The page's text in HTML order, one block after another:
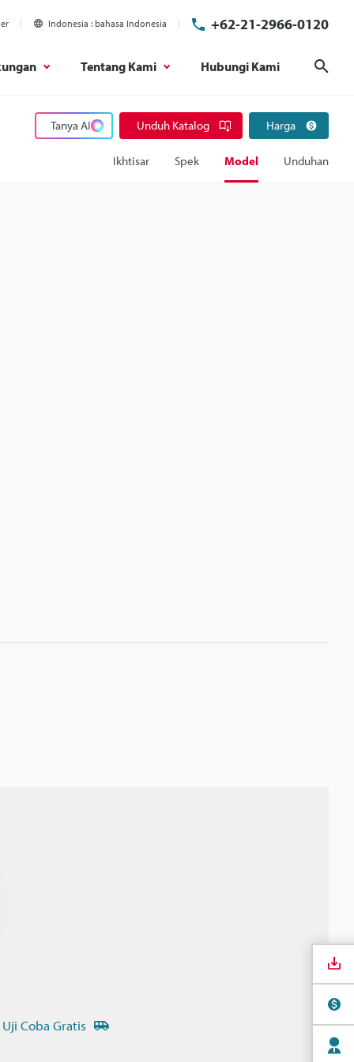
Indonesia bahasa Indonesia +62-21-2966-0120
Tentang Kami Hubungi Kami
Tanya AI Unduh Katalog Harga
Ikhtisar Spek Model Unduhan
Coba Gratis